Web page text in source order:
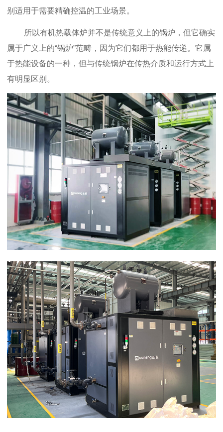
别适用于需要精确控温的工业场景。
所以有机热载体炉并不是传统意义上的锅炉，但它确实
属于广义上的“锅炉”范畴，因为它们都用于热能传递。它属
于热能设备的一种，但与传统锅炉在传热介质和运行方式上
有明显区别。